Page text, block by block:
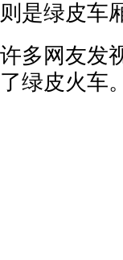
则是绿皮车
许多网友发
了绿皮火车